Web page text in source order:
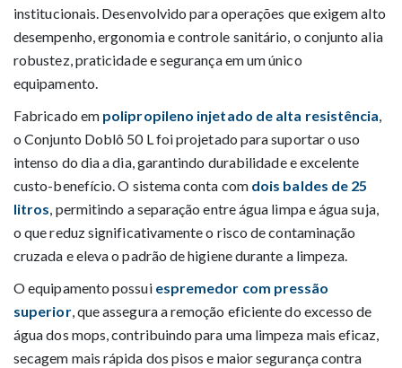
institucionais. Desenvolvido para operações que exigem alto
desempenho, ergonomia e controle sanitário, o conjunto alia
robustez, praticidade e segurança em um único
equipamento.
Fabricado em polipropileno injetado de alta resistência,
o Conjunto Doblô 50 L foi projetado para suportar o uso
intenso do dia a dia, garantindo durabilidade e excelente
custo-benefício. O sistema conta com dois baldes de 25
litros, permitindo a separação entre água limpa e água suja,
o que reduz significativamente o risco de contaminação
cruzada e eleva o padrão de higiene durante a limpeza.
O equipamento possui espremedor com pressão
superior, que assegura a remoção eficiente do excesso de
água dos mops, contribuindo para uma limpeza mais eficaz,
secagem mais rápida dos pisos e maior segurança contra